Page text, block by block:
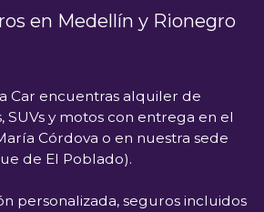
en Medellín y Rionegro
Car encuentras alquiler de
SUVs y motos con entrega en el
Córdova o en nuestra sede
de El Poblado).
personalizada, seguros incluidos